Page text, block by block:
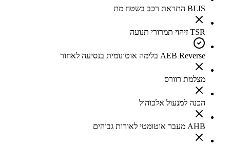
BLIS התראת רכב בשטח מת
TSR זיהוי תמרורי תנועה
AEB Reverse בלימה אוטונומית בנסיעה לאחור
מצלמת רוורס
הכנה למנעול אלכוהול
AHB מעבר אוטומטי לאורות גבוהים